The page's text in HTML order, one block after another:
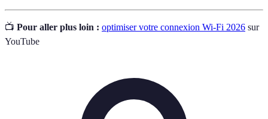
📺 Pour aller plus loin : optimiser votre connexion Wi-Fi 2026 sur
YouTube